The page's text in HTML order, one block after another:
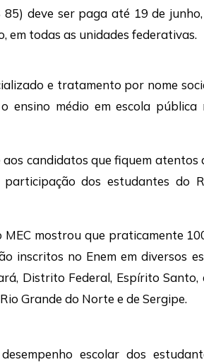
deve ser paga até 19 de
em todas as unidades federativas.
e tratamento por nome
ensino médio em escola
candidatos que fiquem atentos
dos estudantes do
mostrou que praticamente
inscritos no Enem em diversos
Distrito Federal, Espírito Santo,
Grande do Norte e de Sergipe.
escolar dos